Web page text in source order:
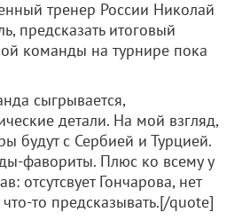
тренер России Николай
предсказать итоговый
команды на турнире пока
сыгрывается,
детали. На мой взгляд,
будут с Сербией и Турцией.
фавориты. Плюс ко всему у
отсутсвует Гончарова, нет
то предсказывать.[/quote]